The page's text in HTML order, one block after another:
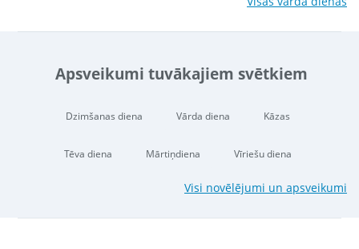
Apsveikumi tuvākajiem svētkiem
Dzimšanas diena Vārda diena Kāzas
Tēva diena Mārtiņdiena Vīriešu diena
Visi novēlējumi un apsveikumi